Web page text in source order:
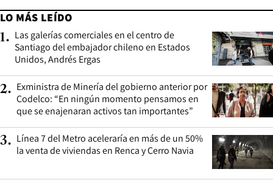
LO MÁS LEÍDO
1. Las galerías comerciales en el centro de
Santiago del embajador chileno en Estados
Unidos, Andrés Ergas
2. Exministra de Minería del gobierno anterior por
Codelco: “En ningún momento pensamos en
que se enajenaran activos tan importantes”
3. Línea 7 del Metro aceleraría en más de un 50%
la venta de viviendas en Renca y Cerro Navia